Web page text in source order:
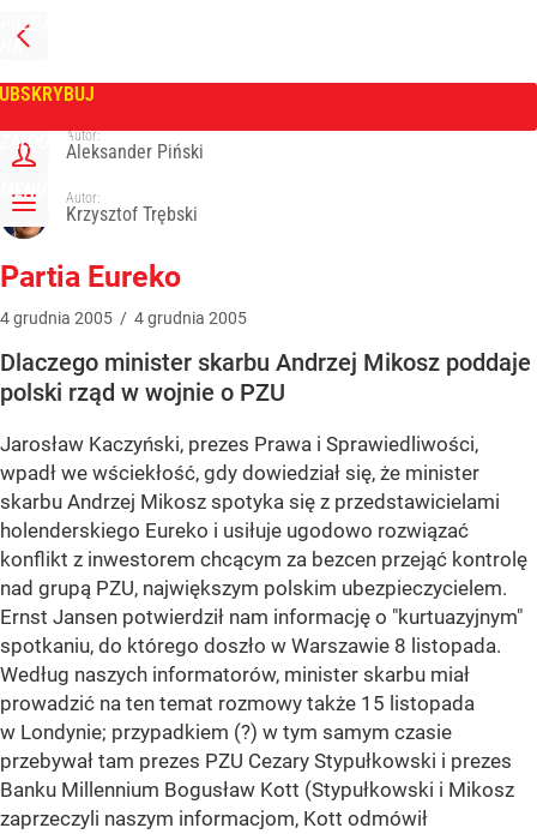
PRZEJDŹ
NA
GŁÓWNĄ
ZALOGUJ
MENU
Tygodnik Wprost
Autor:
Aleksander Piński
Autor:
Krzysztof Trębski
Partia Eureko
4grudnia 2005 / 4grudnia 2005
Dlaczego minister skarbu Andrzej Mikosz poddaje
polski rząd w wojnie o PZU
Jarosław Kaczyński, prezes Prawa i Sprawiedliwości,
wpadł we wściekłość, gdy dowiedział się, że minister
skarbu Andrzej Mikosz spotyka się z przedstawicielami
holenderskiego Eureko i usiłuje ugodowo rozwiązać
konflikt z inwestorem chcącym za bezcen przejąć kontrolę
nad grupą PZU, największym polskim ubezpieczycielem.
Ernst Jansen potwierdził nam informację o "kurtuazyjnym"
spotkaniu, do którego doszło w Warszawie 8 listopada.
Według naszych informatorów, minister skarbu miał
prowadzić na ten temat rozmowy także 15 listopada
w Londynie; przypadkiem (?) w tym samym czasie
przebywał tam prezes PZU Cezary Stypułkowski i prezes
Banku Millennium Bogusław Kott (Stypułkowski i Mikosz
zaprzeczyli naszym informacjom, Kott odmówił